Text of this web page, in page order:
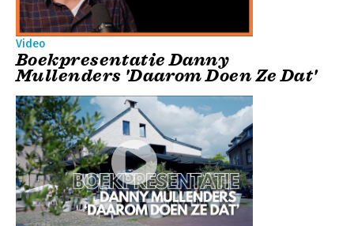
Video
Boekpresentatie Danny
Mullenders 'Daarom Doen Ze Dat'